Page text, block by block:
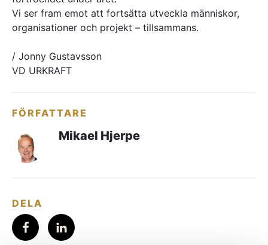
Vi ser fram emot att fortsätta utveckla människor,
organisationer och projekt – tillsammans.
/ Jonny Gustavsson
VD URKRAFT
FÖRFATTARE
Mikael Hjerpe
DELA